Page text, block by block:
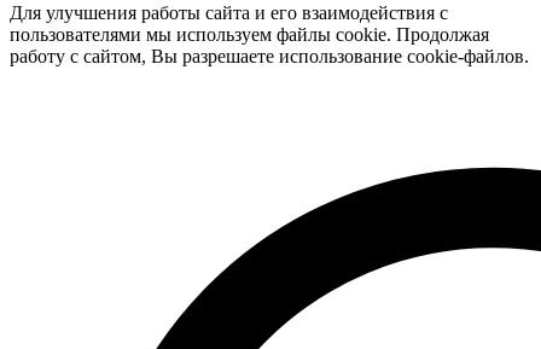
Для улучшения работы сайта и его взаимодействия с
пользователями мы используем файлы cookie. Продолжая
работу с сайтом, Вы разрешаете использование cookie-файлов.